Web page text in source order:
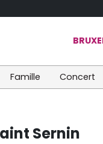
Famille Concert
Sernin